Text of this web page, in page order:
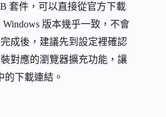
套件，可以直接從官方下載
版本幾乎一致，不會
成後，建議先到設定裡確認
對應的瀏覽器擴充功能，讓
下載連結。